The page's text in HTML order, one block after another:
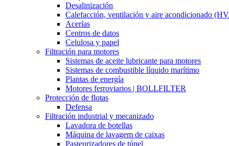
Desalinización
Calefacción, ventilación y aire acondicionado
Acerías
Centros de datos
Celulosa y papel
Filtración para motores
Sistemas de aceite lubricante para motores
Sistemas de combustible líquido marítimo
Plantas de energía
Motores ferroviarios | BOLLFILTER
Protección de flotas
Defensa
Filtración industrial y mecanizado
Lavadora de botellas
Máquina de lavagem de caixas
Pasteurizadores de túnel